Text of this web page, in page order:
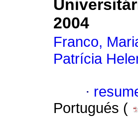
2004
Franco,
Patrícia
·
Portugués (